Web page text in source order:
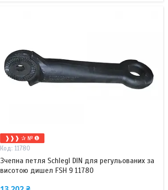
❱❱❱ ✰ № ❶
11780
Зчепна петля Schlegl DIN для регульованих за
висотою дишел FSH 9 11780